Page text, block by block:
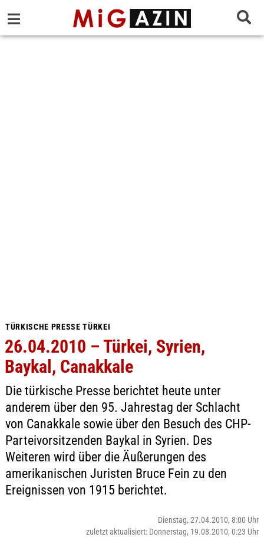
TÜRKISCHE PRESSE TÜRKEI
26.04.2010 – Türkei, Syrien,
Baykal, Canakkale
Die türkische Presse berichtet heute unter
anderem über den 95. Jahrestag der Schlacht
von Canakkale sowie über den Besuch des CHP-
Parteivorsitzenden Baykal in Syrien. Des
Weiteren wird über die Äußerungen des
amerikanischen Juristen Bruce Fein zu den
Ereignissen von 1915 berichtet.
Dienstag, 27.04.2010, 8:00 Uhr
zuletzt aktualisiert: Donnerstag, 19.08.2010, 0:23 Uhr